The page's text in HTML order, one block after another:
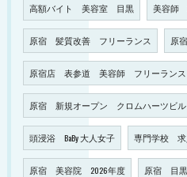
高額バイト 美容室 目黒 美容師
原宿 髪質改善 フリーランス 原
原宿店 表参道 美容師 フリーランス
原宿 新規オープン クロムハーツビル
頭浸浴 BaBy 大人女子 専門学校
原宿 美容院 2026年度 原宿 目